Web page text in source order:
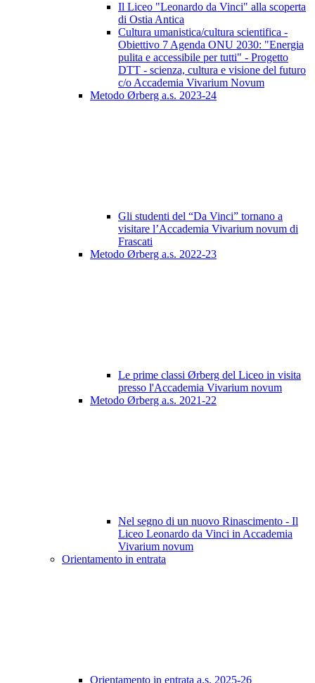
Il Liceo "Leonardo da Vinci" alla scoperta
di Ostia Antica
Cultura umanistica/cultura scientifica -
Obiettivo 7 Agenda ONU 2030: "Energia
pulita e accessibile per tutti" - Progetto
DTT - scienza, cultura e visione del futuro
c/o Accademia Vivarium Novum
Metodo Ørberg a.s. 2023-24
Gli studenti del “Da Vinci” tornano a
visitare l’Accademia Vivarium novum di
Frascati
Metodo Ørberg a.s. 2022-23
Le prime classi Ørberg del Liceo in visita
presso l'Accademia Vivarium novum
Metodo Ørberg a.s. 2021-22
Nel segno di un nuovo Rinascimento - Il
Liceo Leonardo da Vinci in Accademia
Vivarium novum
Orientamento in entrata
Orientamento in entrata a.s. 2025-26